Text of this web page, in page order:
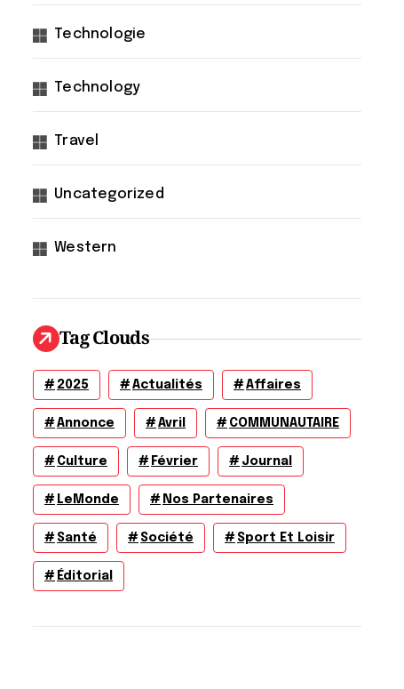
Technologie
Technology
Travel
Uncategorized
Western
Tag Clouds
2025 Actualités Affaires
Annonce Avril COMMUNAUTAIRE
Culture Février Journal
LeMonde Nos Partenaires
Santé Société Sport Et Loisir
Éditorial